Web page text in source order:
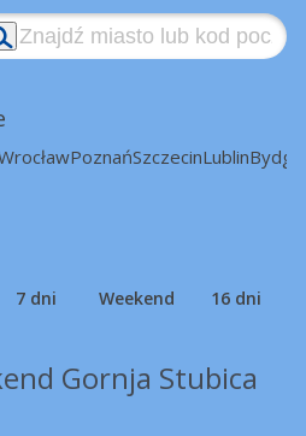
PoznańSzczecinLublin
7 dni Weekend 16 dni
Gornja Stubica